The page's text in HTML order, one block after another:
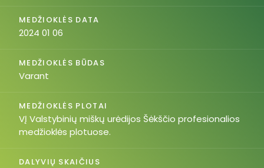
MEDŽIOKLĖS DATA
2024 01 06
MEDŽIOKLĖS BŪDAS
Varant
MEDŽIOKLĖS PLOTAI
VĮ Valstybinių miškų urėdijos Šėkščio profesionalios
medžioklės plotuose.
DALYVIŲ SKAIČIUS